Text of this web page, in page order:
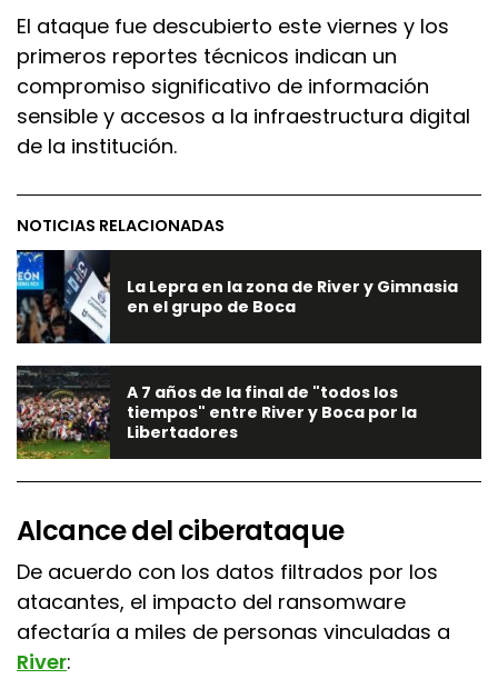
El ataque fue descubierto este viernes y los
primeros reportes técnicos indican un
compromiso significativo de información
sensible y accesos a la infraestructura digital
de la institución.
NOTICIAS RELACIONADAS
La Lepra en la zona de River y Gimnasia
en el grupo de Boca
A 7 años de la final de "todos los
tiempos" entre River y Boca por la
Libertadores
Alcance del ciberataque
De acuerdo con los datos filtrados por los
atacantes, el impacto del ransomware
afectaría a miles de personas vinculadas a
River: